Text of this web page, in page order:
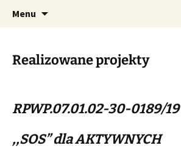
Stowarzyszenie
"SOS" w Środzie
Wielkopolskiej
Stowarzyszenie Pomocy
Wielkopolskiej. Jednostka
Wielkopolskiej.
Menu
Realizowane projekty
RPWP.07.01.02-30-0189/19
,,SOS” dla AKTYWNYCH